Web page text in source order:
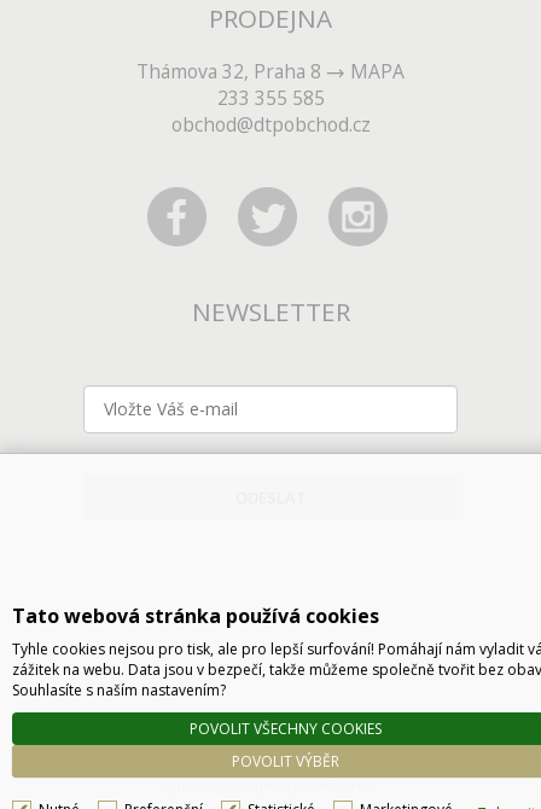
PRODEJNA
Thámova 32, Praha 8
MAPA
233 355 585
obchod@dtpobchod.cz
NEWSLETTER
Technické řešení © 2026 CyberSoft s.r.o.
Podle zákona o evidenci tržeb je prodávající povinen vystavit kupujícímu účtenku. Zároveň
je povinen zaevidovat přijatou tržbu u správce daně online, v případě technického
Tato webová stránka používá cookies
Tyhle cookies nejsou pro tisk, ale pro lepší surfování! Pomáhají nám vyladit
zážitek na webu. Data jsou v bezpečí, takže můžeme společně tvořit bez
Souhlasíte s naším nastavením?
POVOLIT VÝBĚR
POVOLIT VŠECHNY COOKIES